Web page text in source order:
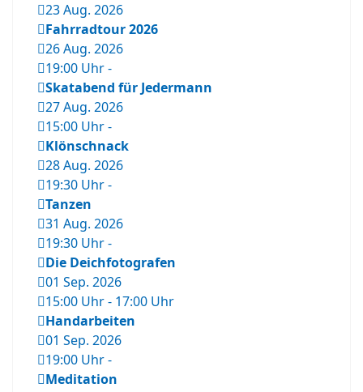
23 Aug. 2026
Fahrradtour 2026
26 Aug. 2026
19:00 Uhr-
Skatabend für Jedermann
27 Aug. 2026
15:00 Uhr-
Klönschnack
28 Aug. 2026
19:30 Uhr-
Tanzen
31 Aug. 2026
19:30 Uhr-
Die Deichfotografen
01 Sep. 2026
15:00 Uhr- 17:00 Uhr
Handarbeiten
01 Sep. 2026
19:00 Uhr-
Meditation